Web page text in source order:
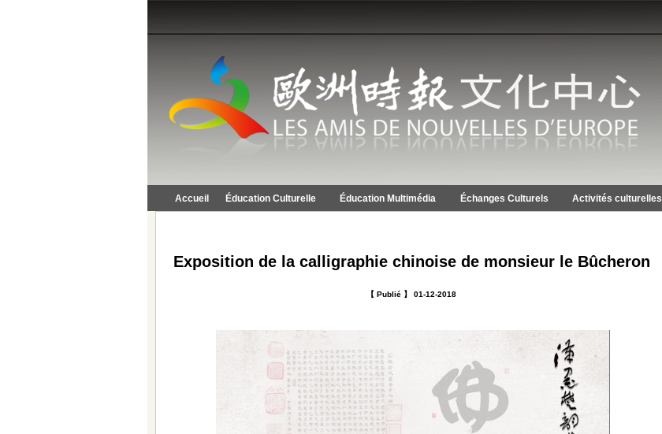
Accueil Éducation Culturelle Éducation Multimédia Échanges Culturels Activités culturelles
Exposition de la calligraphie chinoise de monsieur le Bûcheron
【 Publié 】 01-12-2018